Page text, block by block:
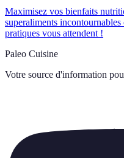
Maximisez vos bienfaits
superaliments
pratiques vous attendent !
Paleo Cuisine
Votre source d'information